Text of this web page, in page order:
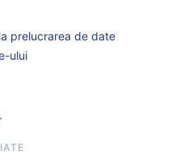
prelucrarea de date
ului